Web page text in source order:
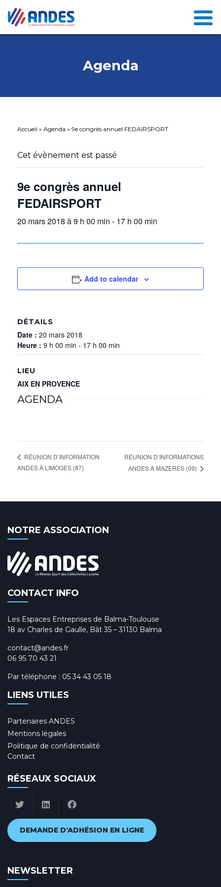
Agenda
Accueil » Agenda » 9e congrès annuel FEDAIRSPORT
Cet évènement est passé
9e congrès annuel
FEDAIRSPORT
20 mars 2018 à 9 h 00 min - 17 h 00 min
Add to calendar
DÉTAILS
Date : 20 mars 2018
Heure : 9 h 00 min - 17 h 00 min
LIEU
AIX EN PROVENCE
AGENDA
RÉUNION D’INFORMATION
ANDES À LIMOGES (87)
RÉUNION D’INFORMATIONS
ANDES À MAZERES (09)
NOTRE ASSOCIATION
CONTACT INFO
Les Espaces Entreprises de Balma-Toulouse
18 av Charles de Gaulle, Bât 35 – 31130 Balma
contact@andes.fr
06 95 70 43 21
Par téléphone : 05 34 43 05 18
LIENS UTILES
Partenaires ANDES
Mentions légales
Politique de confidentialité
Contact
RÉSEAUX SOCIAUX
DEMANDE D'ADHÉSION EN LIGNE
NEWSLETTER